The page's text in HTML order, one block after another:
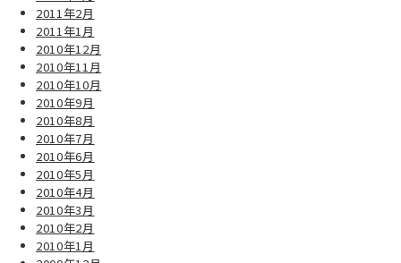
2011年2月
2011年1月
2010年12月
2010年11月
2010年10月
2010年9月
2010年8月
2010年7月
2010年6月
2010年5月
2010年4月
2010年3月
2010年2月
2010年1月